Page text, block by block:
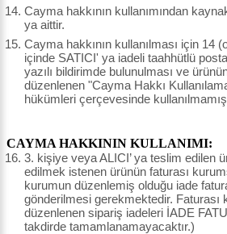
Cayma hakkının kullanımından
ya aittir.
Cayma hakkının kullanılması için 14
içinde SATICI' ya iadeli taahhütlü
yazılı bildirimde bulunulması ve
düzenlenen "Cayma Hakkı
hükümleri çerçevesinde kullanılmamış
CAYMA HAKKININ KULLANIMI:
3. kişiye veya ALICI’ ya teslim edilen
edilmek istenen ürünün faturası
kurumun düzenlemiş olduğu iade
gönderilmesi gerekmektedir. Faturası
düzenlenen sipariş iadeleri İADE
takdirde tamamlanamayacaktır.)